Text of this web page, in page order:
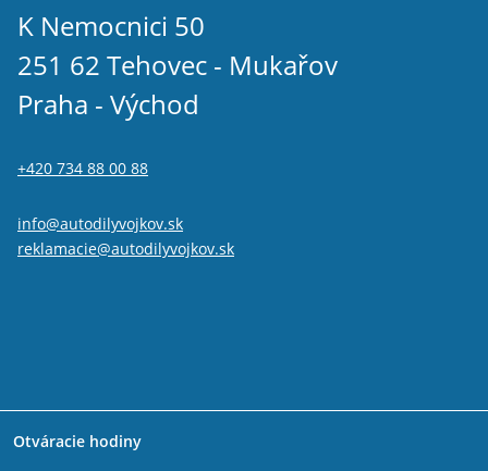
K Nemocnici 50
251 62 Tehovec - Mukařov
Praha - Východ
+420 734 88 00 88
info@autodilyvojkov.sk
reklamacie@autodilyvojkov.sk
Otváracie hodiny